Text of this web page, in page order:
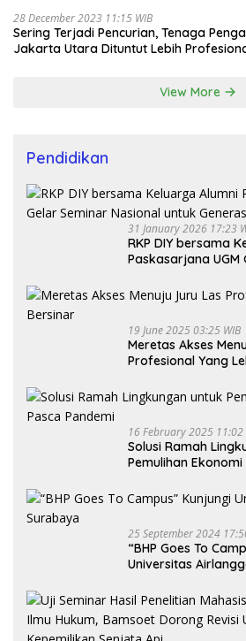
28 December 2023 11:15 WIB
Sering Terjadi Pencurian, Tenaga
Jakarta Utara Dituntut Lebih
View More
Pendidikan
31 January 2026 17:23
RKP DIY bersama
Paskasarjana UGM
19 June 2025 03:25 WIB
Meretas Akses
Profesional Yang
16 February 2025 11:02
Solusi Ramah
Pemulihan
25 September 2024
“BHP Goes To
Universitas